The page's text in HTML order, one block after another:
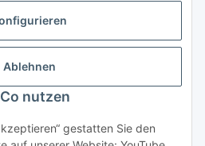
Ablehnen
nutzen
gestatten Sie den
widerrufen